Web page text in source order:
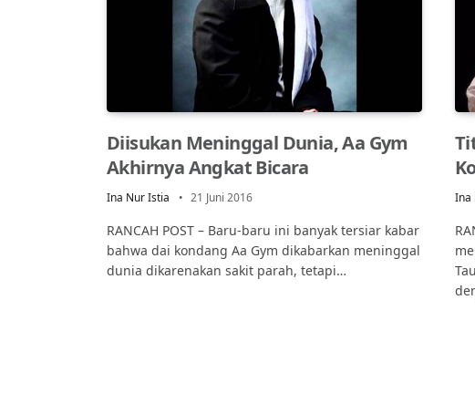
Diisukan Meninggal Dunia, Aa Gym
Akhirnya Angkat Bicara
Ina Nur Istia 21 Juni 2016
RANCAH POST – Baru-baru ini banyak tersiar kabar
bahwa dai kondang Aa Gym dikabarkan meninggal
dunia dikarenakan sakit parah, tetapi…
Ina